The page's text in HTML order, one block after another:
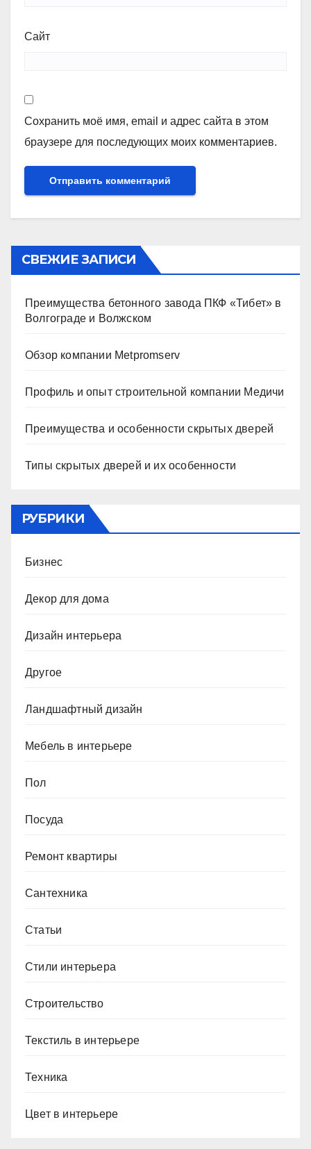
Сайт
Сохранить моё имя, email и адрес сайта в этом
браузере для последующих моих комментариев.
СВЕЖИЕ ЗАПИСИ
Преимущества бетонного завода ПКФ «Тибет» в
Волгограде и Волжском
Обзор компании Metpromserv
Профиль и опыт строительной компании Медичи
Преимущества и особенности скрытых дверей
Типы скрытых дверей и их особенности
РУБРИКИ
Бизнес
Декор для дома
Дизайн интерьера
Другое
Ландшафтный дизайн
Мебель в интерьере
Пол
Посуда
Ремонт квартиры
Сантехника
Статьи
Стили интерьера
Строительство
Текстиль в интерьере
Техника
Цвет в интерьере